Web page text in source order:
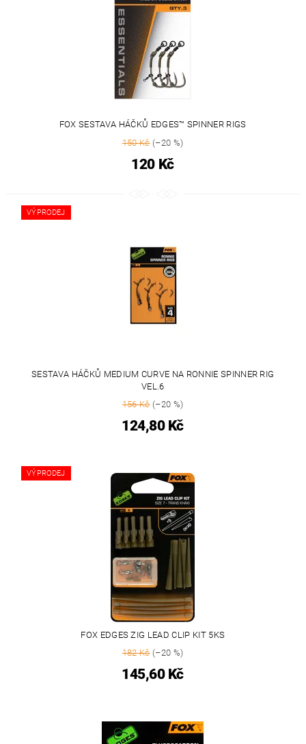
FOX SESTAVA HÁČKŮ EDGES™ SPINNER RIGS
150 Kč(–20 %)
120 Kč
VÝPRODEJ
SESTAVA HÁČKŮ MEDIUM CURVE NA RONNIE SPINNER RIG
VEL.6
156 Kč(–20 %)
124,80 Kč
VÝPRODEJ
FOX EDGES ZIG LEAD CLIP KIT 5KS
182 Kč(–20 %)
145,60 Kč